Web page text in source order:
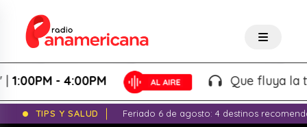
- 4:00PM Que fluya la
TIPS Y SALUD
Feriado 6 de agosto: 4 destinos